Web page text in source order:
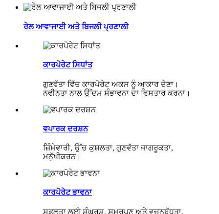
ਰੇਲ ਆਵਾਜਾਈ ਅਤੇ ਬਿਜਲੀ ਪ੍ਰਣਾਲੀ
ਕਾਰਪੋਰੇਟ ਸਿਧਾਂਤ
ਗੁਣਵੱਤਾ ਵਿੱਚ ਕਾਰਪੋਰੇਟ ਅਕਸ ਨੂੰ ਆਕਾਰ ਦੇਣਾ।
ਨਵੀਨਤਾ ਨਾਲ ਉੱਦਮ ਸੰਭਾਵਨਾ ਦਾ ਵਿਸਤਾਰ ਕਰਨਾ।
ਵਪਾਰਕ ਦਰਸ਼ਨ
ਜ਼ਿੰਮੇਵਾਰੀ, ਉੱਚ ਕੁਸ਼ਲਤਾ, ਗੁਣਵੱਤਾ ਜਾਗਰੂਕਤਾ,
ਮਨੁੱਖੀਕਰਨ।
ਕਾਰਪੋਰੇਟ ਭਾਵਨਾ
ਸਫਲਤਾ ਲਈ ਸੰਘਰਸ਼, ਸਮਰਪਣ ਅਤੇ ਵਚਨਬੱਧਤਾ,